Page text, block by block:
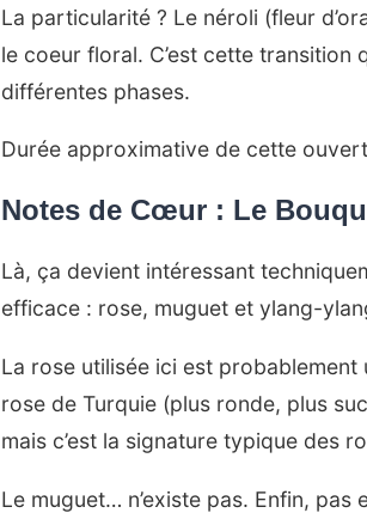
La particularité ? Le néroli (fleur
le coeur floral. C’est cette transition
différentes phases.
Durée approximative de cette
Notes de Cœur : Le
Là, ça devient intéressant
efficace : rose, muguet et ylang-
La rose utilisée ici est
rose de Turquie (plus ronde, plus
mais c’est la signature typique des
Le muguet… n’existe pas. Enfin,